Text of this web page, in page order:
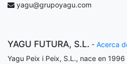
yagu@grupoyagu.com
YAGU FUTURA, S.L. - Acerca
Yagu Peix i Peix, S.L., nace en